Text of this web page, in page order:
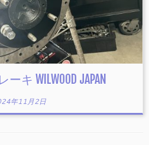
キ WILWOOD JAPAN
年11月2日